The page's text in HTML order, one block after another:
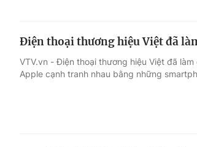
Điện ảnh
Âm nhạc
Sao
Du lịch
Làm
Điện thoại thương hiệu Việt đã
VTV.vn - Điện thoại thương hiệu Việt đã
Apple cạnh tranh nhau bằng những